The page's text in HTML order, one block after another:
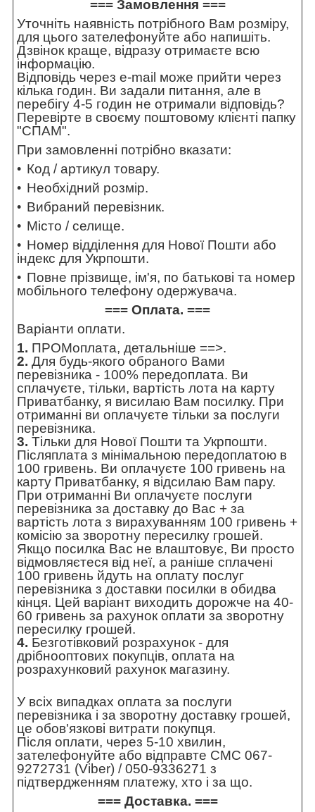
=== Замовлення ===
Уточніть наявність потрібного Вам розміру,
для цього зателефонуйте або напишіть.
Дзвінок краще, відразу отримаєте всю
інформацію.
Відповідь через e-mail може прийти через
кілька годин. Ви задали питання, але в
перебігу 4-5 годин не отримали відповідь?
Перевірте в своєму поштовому клієнті папку
"СПАМ".
При замовленні потрібно вказати:
Код / артикул товару.
Необхідний розмір.
Вибраний перевізник.
Місто / селище.
Номер відділення для Нової Пошти або
індекс для Укрпошти.
Повне прізвище, ім'я, по батькові та номер
мобільного телефону одержувача.
=== Оплата. ===
Варіанти оплати.
1. ПРОМоплата, детальніше ==>.
2. Для будь-якого обраного Вами
перевізника - 100% передоплата. Ви
сплачуєте, тільки, вартість лота на карту
Приватбанку, я висилаю Вам посилку. При
отриманні ви оплачуєте тільки за послуги
перевізника.
3. Тільки для Нової Пошти та Укрпошти.
Післяплата з мінімальною передоплатою в
100 гривень. Ви оплачуєте 100 гривень на
карту Приватбанку, я відсилаю Вам пару.
При отриманні Ви оплачуєте послуги
перевізника за доставку до Вас + за
вартість лота з вирахуванням 100 гривень +
комісію за зворотну пересилку грошей.
Якщо посилка Вас не влаштовує, Ви просто
відмовляєтеся від неї, а раніше сплачені
100 гривень йдуть на оплату послуг
перевізника з доставки посилки в обидва
кінця. Цей варіант виходить дорожче на 40-
60 гривень за рахунок оплати за зворотну
пересилку грошей.
4. Безготівковий розрахунок - для
дрібнооптових покупців, оплата на
розрахунковий рахунок магазину.
У всіх випадках оплата за послуги
перевізника і за зворотну доставку грошей,
це обов'язкові витрати покупця.
Після оплати, через 5-10 хвилин,
зателефонуйте або відправте СМС 067-
9272731 (Viber) / 050-9336271 з
підтвердженням платежу, хто і за що.
=== Доставка. ===